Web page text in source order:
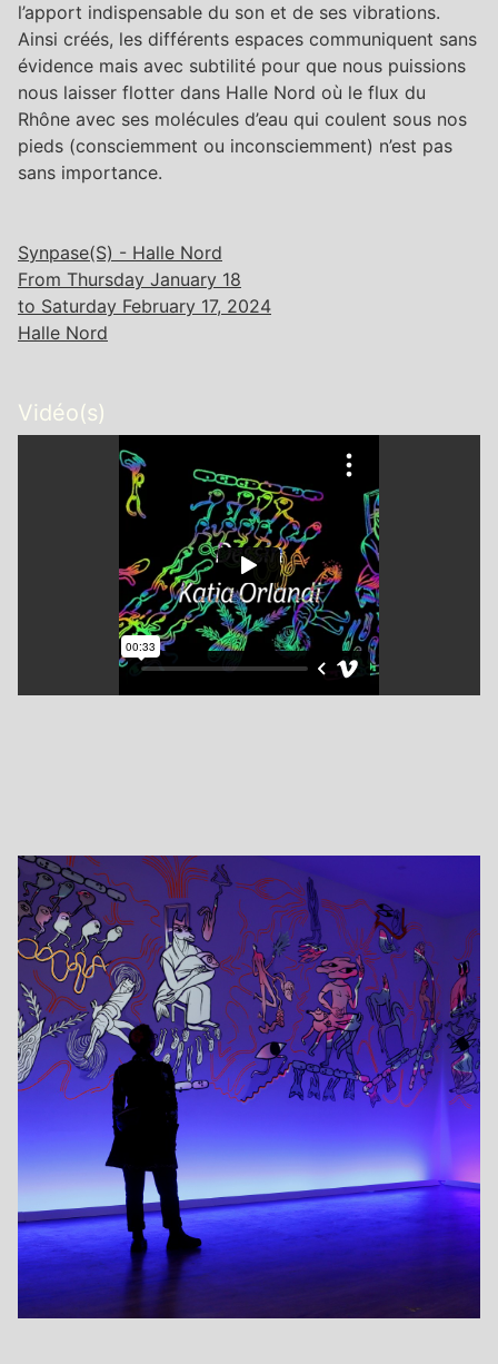
l’apport indispensable du son et de ses vibrations.
Ainsi créés, les différents espaces communiquent sans
évidence mais avec subtilité pour que nous puissions
nous laisser flotter dans Halle Nord où le flux du
Rhône avec ses molécules d’eau qui coulent sous nos
pieds (consciemment ou inconsciemment) n’est pas
sans importance.
Synpase(S) - Halle Nord
From Thursday January 18
to Saturday February 17, 2024
Halle Nord
Vidéo(s)